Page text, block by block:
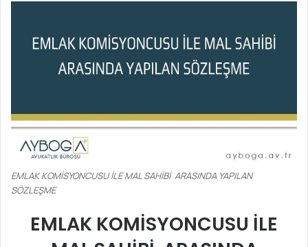
EMLAK KOMİSYONCUSU İLE MAL SAHİBİ ARASINDA YAPILAN
SÖZLEŞME
EMLAK KOMİSYONCUSU İLE